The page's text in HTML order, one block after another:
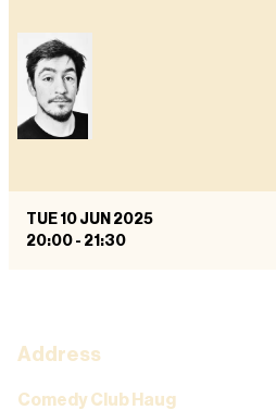
TUE 10 JUN 2025
20:00 - 21:30
Address
Comedy Club Haug